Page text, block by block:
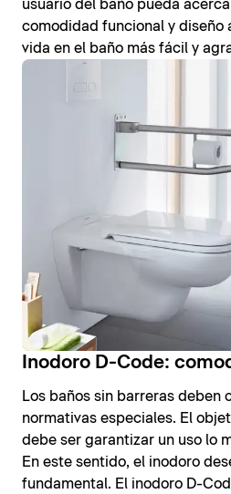
usuario del baño pueda
comodidad funcional y diseño
vida en el baño más fácil y
Inodoro D-Code:
Los baños sin barreras deben
normativas especiales. El
debe ser garantizar un uso lo
En este sentido, el inodoro
fundamental. El inodoro D-